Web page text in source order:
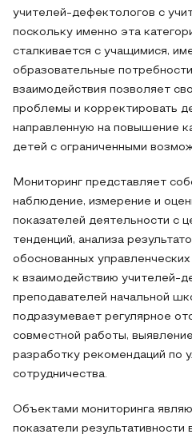
учителей-дефектологов с
поскольку именно эта
сталкивается с учащимися,
образовательные
взаимодействия позволяет
проблемы и корректировать
направленную на повышение
детей с ограниченными
Мониторинг представляет
наблюдение, измерение и
показателей деятельности с
тенденций, анализа
обоснованных
к взаимодействию учителей-
преподавателей начальной
подразумевает регулярное
совместной работы,
разработку рекомендаций по
сотрудничества.
Объектами мониторинга
показатели